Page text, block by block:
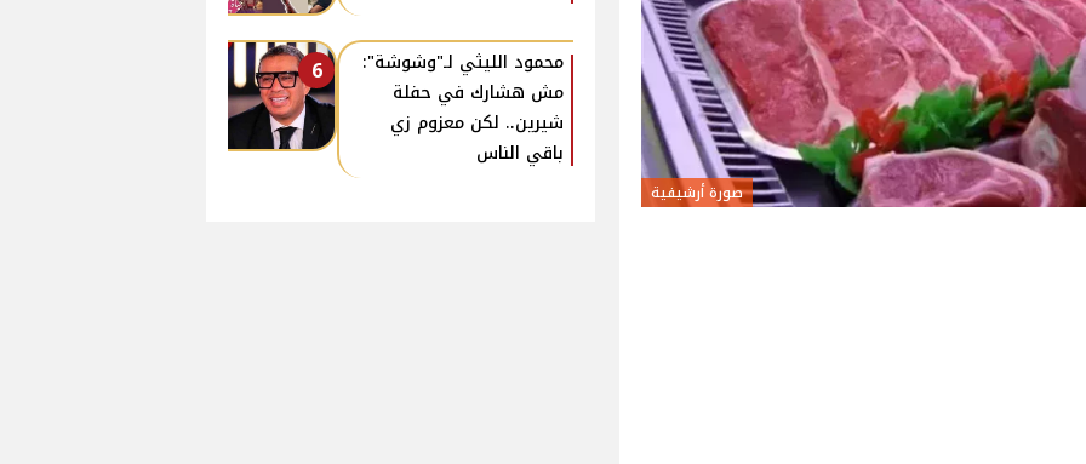
صورة أرشيفية
6
محمود الليثي لـ"وشوشة":
مش هشارك في حفلة
شيرين.. لكن معزوم زي
باقي الناس